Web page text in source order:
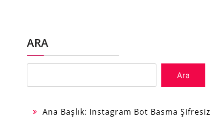
ARA
Ara
Ana Başlık: Instagram Bot Basma Şifresiz